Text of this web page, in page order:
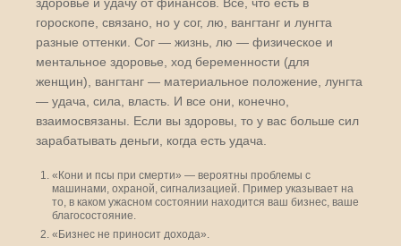
гороскопе, связано, но у сог, лю, вангтанг и лунгта
разные оттенки. Сог — жизнь, лю — физическое и
ментальное здоровье, ход беременности (для
женщин), вангтанг — материальное положение, лунгта
— удача, сила, власть. И все они, конечно,
взаимосвязаны. Если вы здоровы, то у вас больше сил
зарабатывать деньги, когда есть удача.
«Кони и псы при смерти» — вероятны проблемы с
машинами, охраной, сигнализацией. Пример указывает на
то, в каком ужасном состоянии находится ваш бизнес, ваше
благосостояние.
«Бизнес не приносит дохода».